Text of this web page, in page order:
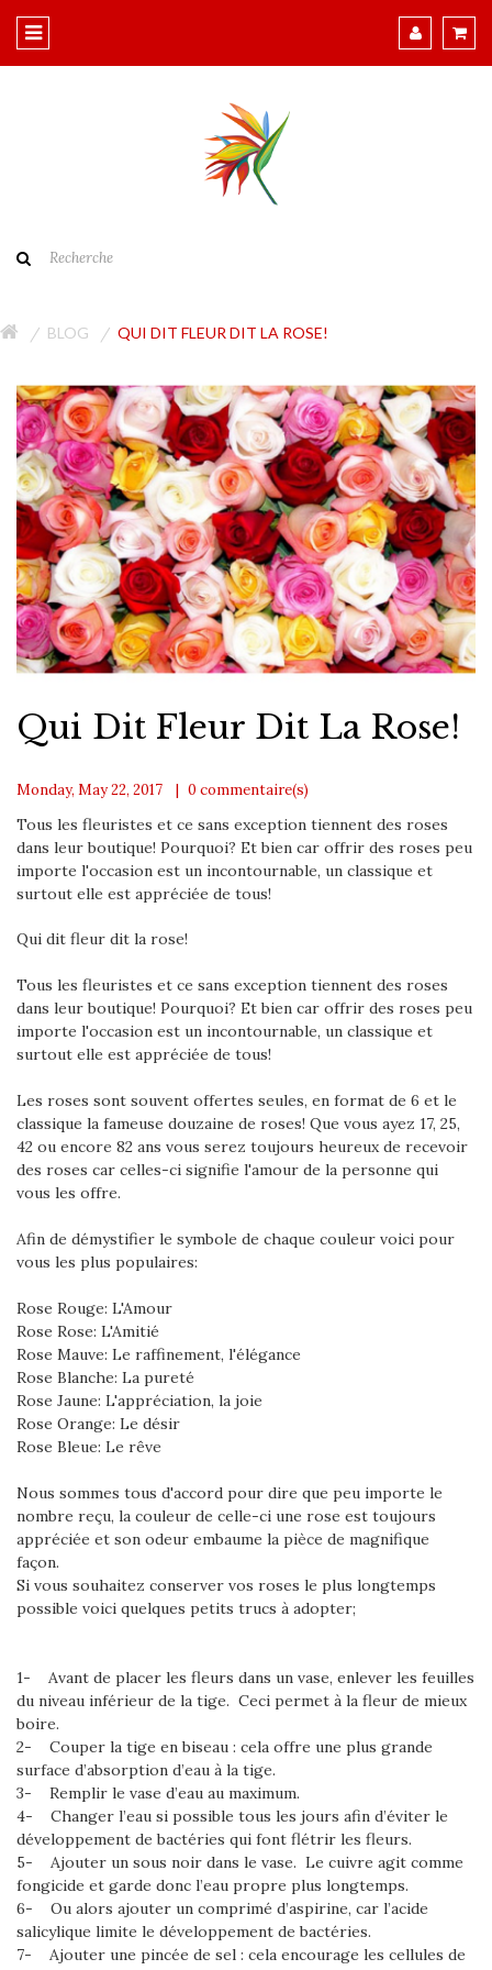
BLOG ​QUI DIT FLEUR DIT LA ROSE!
​Qui Dit Fleur Dit La Rose!
Monday, May 22, 2017 0 commentaire(s)
Tous les fleuristes et ce sans exception tiennent des roses
dans leur boutique! Pourquoi? Et bien car offrir des roses peu
importe l'occasion est un incontournable, un classique et
surtout elle est appréciée de tous!
​Qui dit fleur dit la rose!
Tous les fleuristes et ce sans exception tiennent des roses
dans leur boutique! Pourquoi? Et bien car offrir des roses peu
importe l'occasion est un incontournable, un classique et
surtout elle est appréciée de tous!
Les roses sont souvent offertes seules, en format de 6 et le
classique la fameuse douzaine de roses! Que vous ayez 17, 25,
42 ou encore 82 ans vous serez toujours heureux de recevoir
des roses car celles-ci signifie l'amour de la personne qui
vous les offre.
Afin de démystifier le symbole de chaque couleur voici pour
vous les plus populaires:
Rose Rouge: L'Amour
Rose Rose: L'Amitié​
Rose Mauve: Le raffinement, l'élégance
Rose Blanche: La pureté
Rose Jaune: L'appréciation, la joie
Rose Orange: Le désir
Rose Bleue: Le rêve
Nous sommes tous d'accord pour dire que peu importe le
nombre reçu, la couleur de celle-ci une rose est toujours
appréciée et son odeur embaume la pièce de magnifique
façon.
Si vous souhaitez conserver vos roses le plus longtemps
possible voici quelques petits trucs à adopter;
1- Avant de placer les fleurs dans un vase, enlever les feuilles
du niveau inférieur de la tige. Ceci permet à la fleur de mieux
boire.
2- Couper la tige en biseau : cela offre une plus grande
surface d’absorption d’eau à la tige.
3- Remplir le vase d’eau au maximum.
4- Changer l’eau si possible tous les jours afin d’éviter le
développement de bactéries qui font flétrir les fleurs.
5- Ajouter un sous noir dans le vase. Le cuivre agit comme
fongicide et garde donc l’eau propre plus longtemps.
6- Ou alors ajouter un comprimé d’aspirine, car l’acide
salicylique limite le développement de bactéries.
7- Ajouter une pincée de sel : cela encourage les cellules de